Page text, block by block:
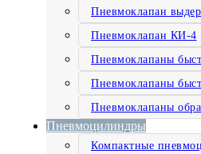
Пневмоклапан
Пневмоклапан КИ-4
Пневмоклапаны
Пневмоклапаны
Пневмоклапаны
Пневмоцилиндры
Компактные